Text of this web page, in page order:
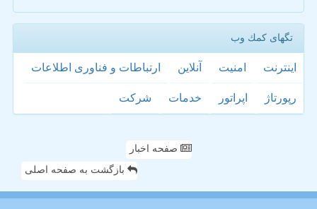
تگهای كمك وب
اینترنت امنیت آنلاین ارتباطات و فناوری اطلاعات
رپورتاژ اپراتور خدمات شركت
صفحه اخبار
بازگشت به صفحه اصلی